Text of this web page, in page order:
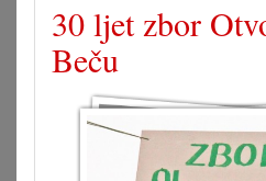
30 ljet zbor
Beču